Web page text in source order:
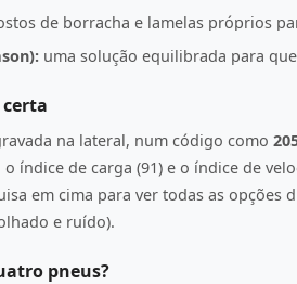
de borracha e lamelas próprios
uma solução equilibrada para
na lateral, num código como
índice de carga (91) e o índice de
em cima para ver todas as opções
e ruído).
pneus?